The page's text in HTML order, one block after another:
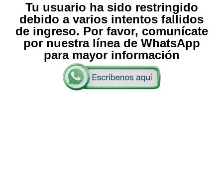
Tu usuario ha sido restringido
debido a varios intentos fallidos
de ingreso. Por favor, comunícate
por nuestra línea de WhatsApp
para mayor información